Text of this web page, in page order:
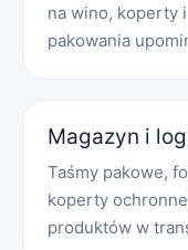
na wino, koperty
pakowania
Magazyn i
Taśmy pakowe,
koperty
produktów w